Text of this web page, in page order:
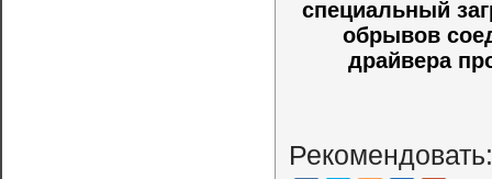
специальный
обрывов
драйвера